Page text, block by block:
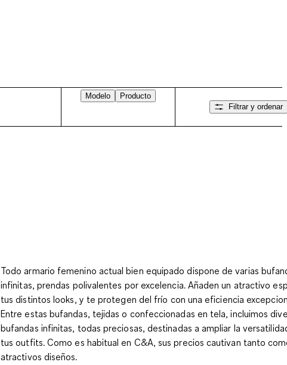
Modelo
Producto
Filtrar y ordenar
Todo armario femenino actual bien equipado dispone de varias
infinitas, prendas polivalentes por excelencia. Añaden un atractivo
tus distintos looks, y te protegen del frío con una eficiencia
Entre estas bufandas, tejidas o confeccionadas en tela, incluimos
bufandas infinitas, todas preciosas, destinadas a ampliar la
tus outfits. Como es habitual en C&A, sus precios cautivan tanto
atractivos diseños.